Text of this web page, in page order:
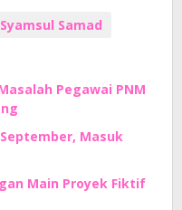
Syamsul Samad
Pegawai PNM
Masuk
Main Proyek Fiktif